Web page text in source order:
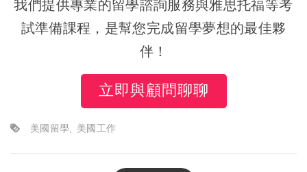
我們提供專業的留學諮詢服務與雅思托福等考
試準備課程，是幫您完成留學夢想的最佳夥
伴！
立即與顧問聊聊
美國留學 美國工作